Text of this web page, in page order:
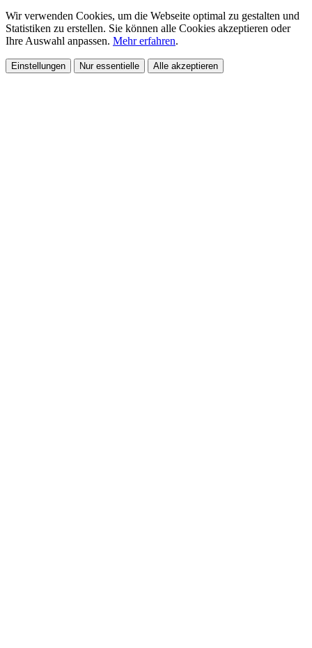
Wir verwenden Cookies, um die Webseite optimal zu gestalten und
Statistiken zu erstellen. Sie können alle Cookies akzeptieren oder
Ihre Auswahl anpassen. Mehr erfahren.
Einstellungen Nur essentielle Alle akzeptieren